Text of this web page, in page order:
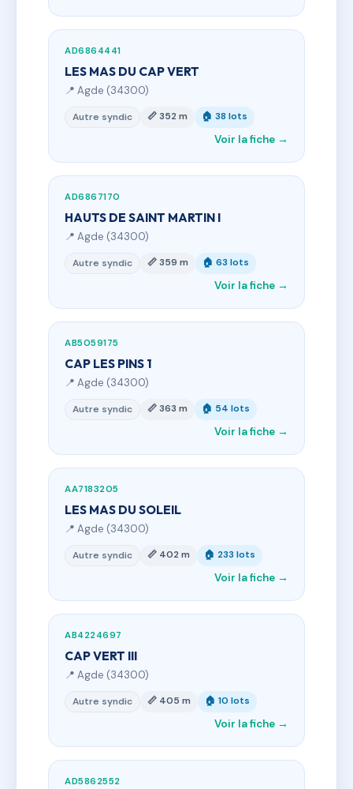
AD6864441
LES MAS DU CAP VERT
📍 Agde (34300)
Autre syndic 📏 352 m 🏠 38 lots
Voir la fiche →
AD6867170
HAUTS DE SAINT MARTIN I
📍 Agde (34300)
Autre syndic 📏 359 m 🏠 63 lots
Voir la fiche →
AB5059175
CAP LES PINS 1
📍 Agde (34300)
Autre syndic 📏 363 m 🏠 54 lots
Voir la fiche →
AA7183205
LES MAS DU SOLEIL
📍 Agde (34300)
Autre syndic 📏 402 m 🏠 233 lots
Voir la fiche →
AB4224697
CAP VERT III
📍 Agde (34300)
Autre syndic 📏 405 m 🏠 10 lots
Voir la fiche →
AD5862552